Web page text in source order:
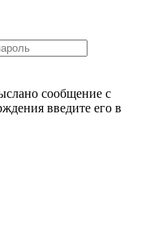
сообщение с
введите его в